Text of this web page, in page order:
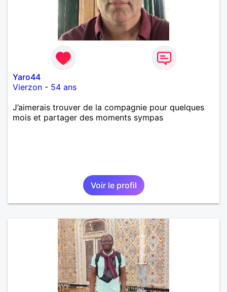
Yaro44
Vierzon - 54 ans
J’aimerais trouver de la compagnie pour quelques
mois et partager des moments sympas
Voir le profil